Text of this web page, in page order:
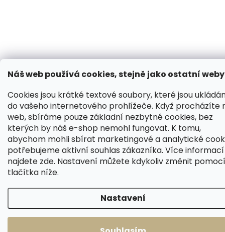
Náš web používá cookies, stejně jako ostatní
Cookies jsou krátké textové soubory, které jsou
do vašeho internetového prohlížeče. Když procházíte
web, sbíráme pouze základní nezbytné cookies, bez
kterých by náš e-shop nemohl fungovat. K tomu,
abychom mohli sbírat marketingové a analytické
potřebujeme aktivní souhlas zákazníka. Více informací
najdete zde. Nastavení můžete kdykoliv změnit pomocí
tlačítka níže.
Nastavení